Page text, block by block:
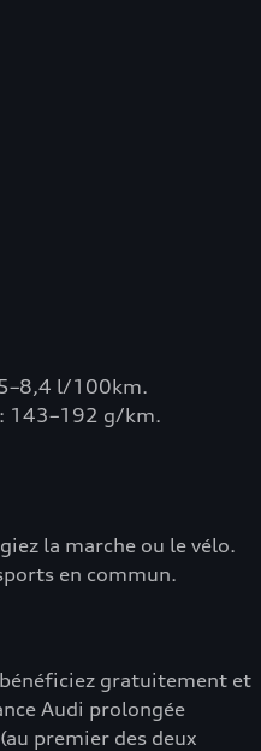
l/100km.
143–192 g/km.
la marche ou le vélo.
en commun.
gratuitement et
Audi prolongée
premier des deux